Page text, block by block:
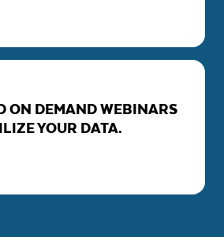
ON DEMAND WEBINARS
YOUR DATA.